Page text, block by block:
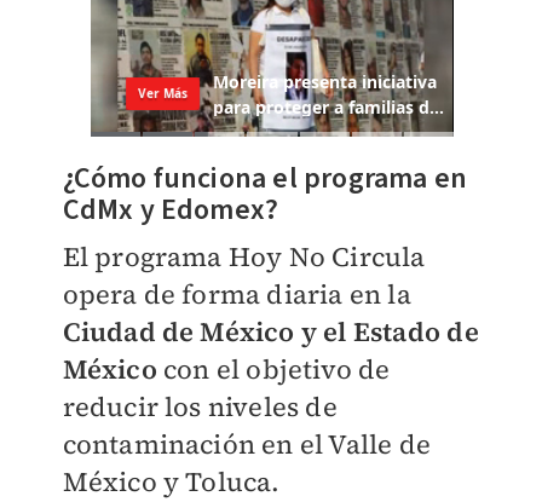
¿Cómo funciona el programa en
CdMx y Edomex?
El programa Hoy No Circula
opera de forma diaria en la
Ciudad de México y el Estado de
México con el objetivo de
reducir los niveles de
contaminación en el Valle de
México y Toluca.